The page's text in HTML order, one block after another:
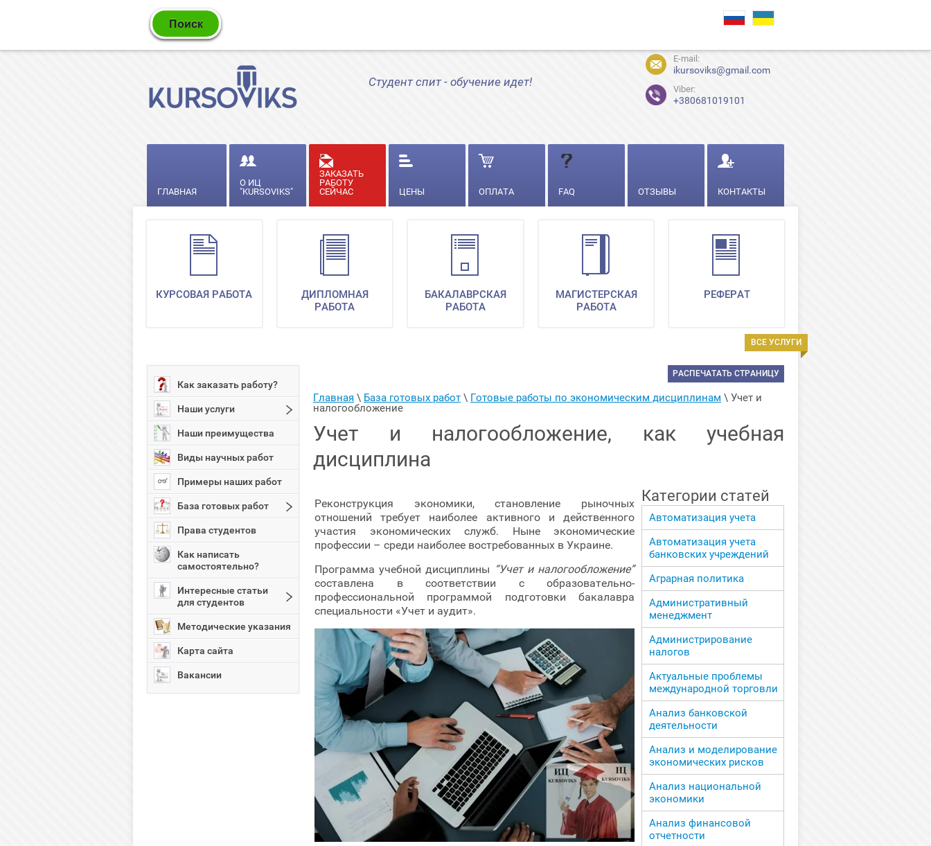
Студент спит - обучение идет!
E-mail:
ikursoviks@gmail.com
Viber:
+380681019101
ГЛАВНАЯ
О ИЦ
"KURSOVIKS"
ЗАКАЗАТЬ
РАБОТУ
СЕЙЧАС
ЦЕНЫ ОПЛАТА FAQ ОТЗЫВЫ КОНТАКТЫ
ВСЕ УСЛУГИ
КУРСОВАЯ РАБОТА
ДИПЛОМНАЯ
РАБОТА
БАКАЛАВРСКАЯ
РАБОТА
МАГИСТЕРСКАЯ
РАБОТА
РЕФЕРАТ
Как заказать работу?
Наши услуги
Наши преимущества
Виды научных работ
Примеры наших работ
База готовых работ
Права студентов
Как написать
самостоятельно?
Интересные статьи
для студентов
Методические указания
Карта сайта
Вакансии
РАСПЕЧАТАТЬ СТРАНИЦУ
Главная \ База готовых работ \ Готовые работы по экономическим дисциплинам \ Учет и
налогообложение
Учет и налогообложение, как учебная
дисциплина
Реконструкция экономики, становление рыночных
отношений требует наиболее активного и действенного
участия экономических служб. Ныне экономические
профессии – среди наиболее востребованных в Украине.
Программа учебной дисциплины “Учет и налогообложение”
составлена в соответствии с образовательно-
профессиональной программой подготовки бакалавра
специальности «Учет и аудит».
Категории статей
Автоматизация учета
Автоматизация учета
банковских учреждений
Аграрная политика
Административный
менеджмент
Администрирование
налогов
Актуальные проблемы
международной торговли
Анализ банковской
деятельности
Анализ и моделирование
экономических рисков
Анализ национальной
экономики
Анализ финансовой
отчетности